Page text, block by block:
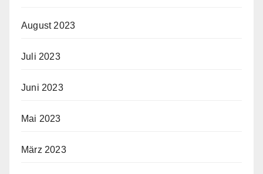
August 2023
Juli 2023
Juni 2023
Mai 2023
März 2023